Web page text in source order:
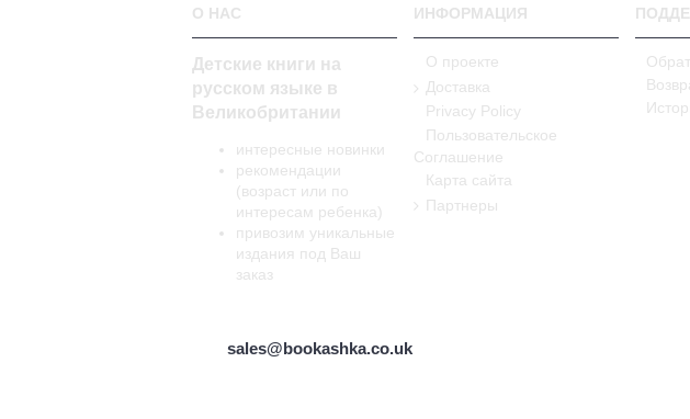
О НАС
Детские книги на
русском языке в
Великобритании
интересные новинки
рекомендации
(возраст или по
интересам ребенка)
привозим уникальные
издания под Ваш
заказ
ИНФОРМАЦИЯ
О проекте
Доставка
Privacy Policy
Пользовательское
Соглашение
Карта сайта
Партнеры
sales@bookashka.co.uk